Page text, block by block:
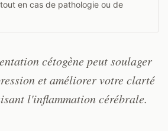
en cas de pathologie ou de
cétogène peut soulager
et améliorer votre clarté
l'inflammation cérébrale.